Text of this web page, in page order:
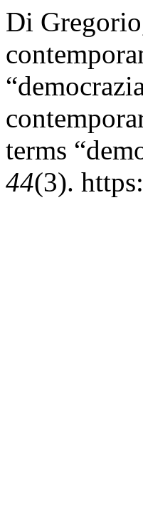
Di
terms
44(3).